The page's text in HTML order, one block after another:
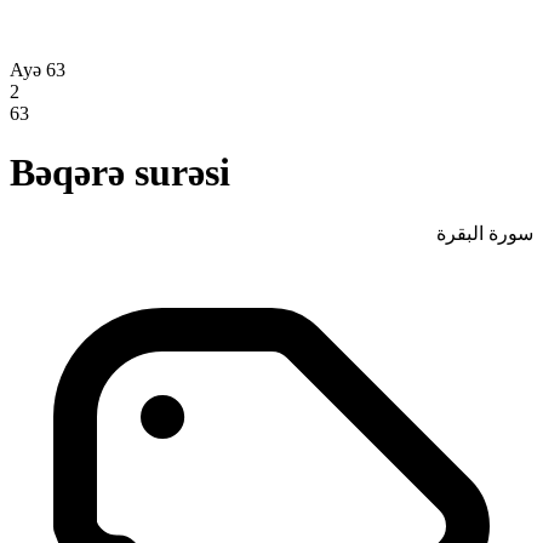
Ayə 63
2
63
Bəqərə surəsi
سورة البقرة